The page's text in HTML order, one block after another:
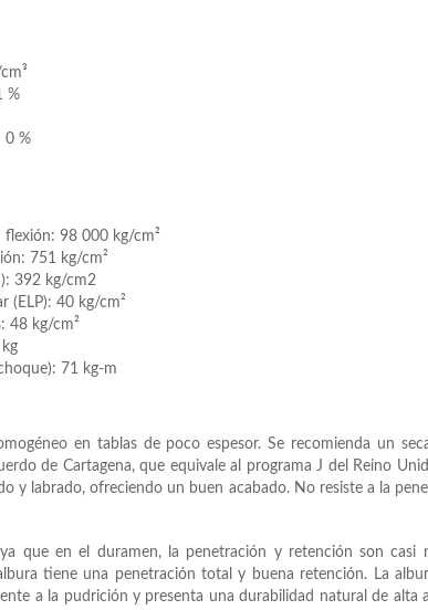
%
0 %
98 000 kg/cm²
751 kg/cm²
392 kg/cm2
(ELP): 40 kg/cm²
48 kg/cm²
71 kg-m
en tablas de poco espesor. Se recomienda un
de Cartagena, que equivale al programa J del Reino
y labrado, ofreciendo un buen acabado. No resiste a la
que en el duramen, la penetración y retención son
tiene una penetración total y buena retención. La
a la pudrición y presenta una durabilidad natural de alta